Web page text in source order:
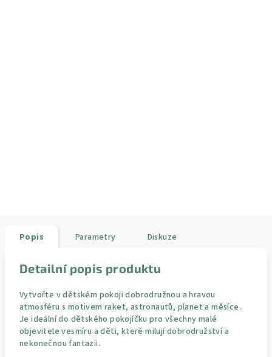
Popis Parametry Diskuze
Detailní popis produktu
Vytvořte v dětském pokoji dobrodružnou a hravou
atmosféru s motivem raket, astronautů, planet a měsíce.
Je ideální do dětského pokojíčku pro všechny malé
objevitele vesmíru a děti, které milují dobrodružství a
nekonečnou fantazii.